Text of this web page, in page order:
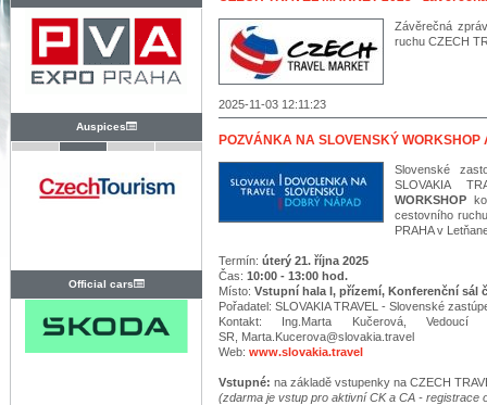
Auspices
Official cars
Závěrečná
ruchu CZECH
2025-11-03 12:11:23
POZVÁNKA NA SLOVENSKÝ
Slovenské
SLOVAKIA
WORKSHOP
cestovního
PRAHA v
Termín: úterý 21. října 2025
Čas: 10:00 - 13:00 hod.
Místo: Vstupní hala I, přízemí, Konferenční sál
Pořadatel: SLOVAKIA TRAVEL - Slovenské
Kontakt: Ing.Marta Kučerová, Vedoucí
SR, Marta.Kucerova@slovakia.travel
Web: www.slovakia.travel
Vstupné: na základě vstupenky na CZECH
(zdarma je vstup pro aktivní CK a CA -